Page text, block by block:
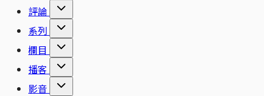
評論
系列
欄目
播客
影音